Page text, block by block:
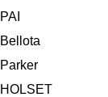
PAI
Bellota
Parker
HOLSET